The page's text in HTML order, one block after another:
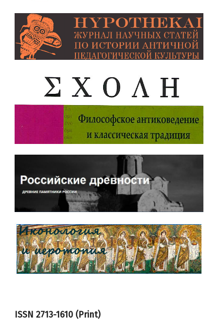
ISSN 2713-1610 (Print)